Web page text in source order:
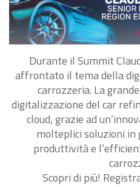
Durante il Summit
affrontato il tema della
carrozzeria. La
digitalizzazione del car
cloud, grazie ad
molteplici soluzioni
produttività e
Scopri di più!